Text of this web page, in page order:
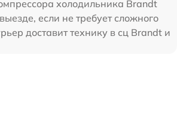
холодильника Brandt
если не требует сложного
доставит технику в сц Brandt и